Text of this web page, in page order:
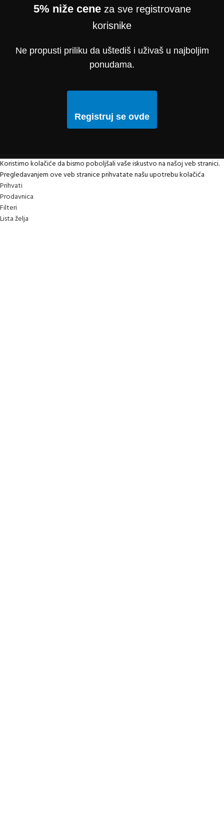
5% niže ceneza sve registrovane
korisnike
Ne propusti priliku da uštediš i uživaš u najboljim
ponudama.
Registruj se ovde
Koristimo kolačiće da bismo poboljšali vaše iskustvo na našoj veb stranici.
Pregledavanjem ove veb stranice prihvatate našu upotrebu kolačića
Prihvati
Prodavnica
Filteri
Lista želja